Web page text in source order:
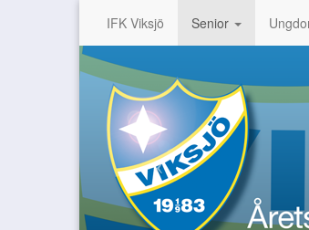
IFK Viksjö Senior